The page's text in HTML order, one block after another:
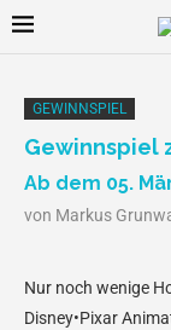
GEWINNSPIEL
Gewinnspiel
Ab dem 05.
von Markus
Nur noch wenige
Disney•Pixar